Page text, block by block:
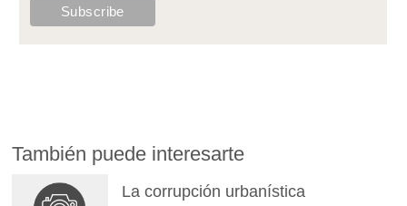
También puede interesarte
La corrupción urbanística